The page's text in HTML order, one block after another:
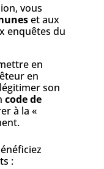
vous
et aux
enquêtes du
en
en
son
code de
à la «
: